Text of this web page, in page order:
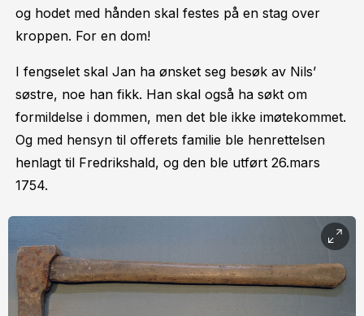
og hodet med hånden skal festes på en stag over
kroppen. For en dom!
I fengselet skal Jan ha ønsket seg besøk av Nils’
søstre, noe han fikk. Han skal også ha søkt om
formildelse i dommen, men det ble ikke imøtekommet.
Og med hensyn til offerets familie ble henrettelsen
henlagt til Fredrikshald, og den ble utført 26.mars
1754.